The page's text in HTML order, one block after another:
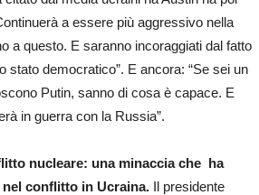
a essere più aggressivo nella
a questo. E saranno incoraggiati dal fatto
democratico”. E ancora: “Se sei un
Putin, sanno di cosa è capace. E
in guerra con la Russia”.
nucleare: una minaccia che ha
nel conflitto in Ucraina. Il presidente